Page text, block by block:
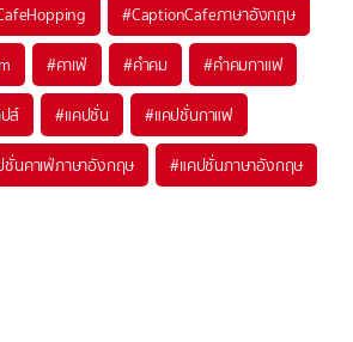
#CaptionCafeภาษาอังกฤษ
#คาเฟ่ #คำคม #คำคมกาแฟ
ส์ #แคปชั่น #แคปชั่นกาแฟ
ชั่นคาเฟ่ภาษาอังกฤษ #แคปชั่นภาษาอังกฤษ